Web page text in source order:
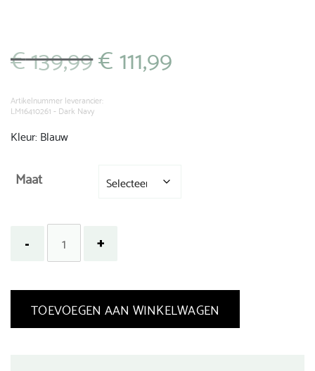
€139,99 Oorspronkelijke
prijs
€ 139,99.
€111,99
Artikelnummer leverancier:
LM16410261 - Dark Navy
Kleur: Blauw
Maat
TOEVOEGEN AAN WINKELWAGEN